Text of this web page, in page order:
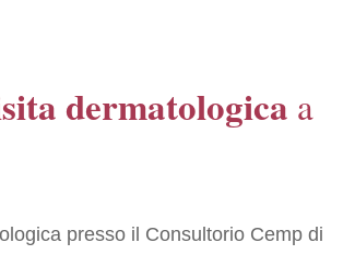
dermatologica a
presso il Consultorio Cemp di